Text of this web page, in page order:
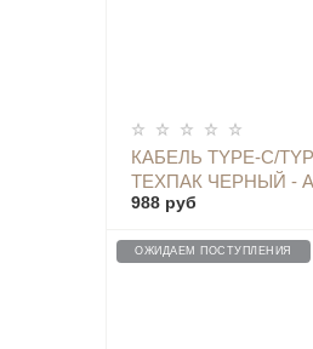
КАБЕЛЬ TYPE-C/
ТЕХПАК ЧЕРНЫЙ -
988 руб
ОЖИДАЕМ ПОСТУПЛЕНИЯ